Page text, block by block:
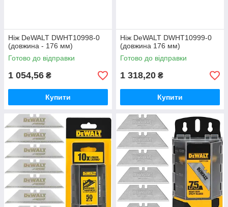
Ніж DeWALT DWHT10998-0
(довжина - 176 мм)
Готово до відправки
1 054,56 ₴
Купити
Ніж DeWALT DWHT10999-0
(довжина 176 мм)
Готово до відправки
1 318,20 ₴
Купити